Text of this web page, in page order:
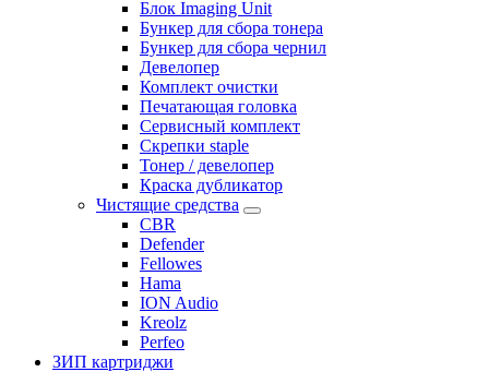
Блок Imaging Unit
Бункер для сбора тонера
Бункер для сбора чернил
Девелопер
Комплект очистки
Печатающая головка
Сервисный комплект
Скрепки staple
Тонер / девелопер
Краска дубликатор
Чистящие средства
CBR
Defender
Fellowes
Hama
ION Audio
Kreolz
Perfeo
ЗИП картриджи